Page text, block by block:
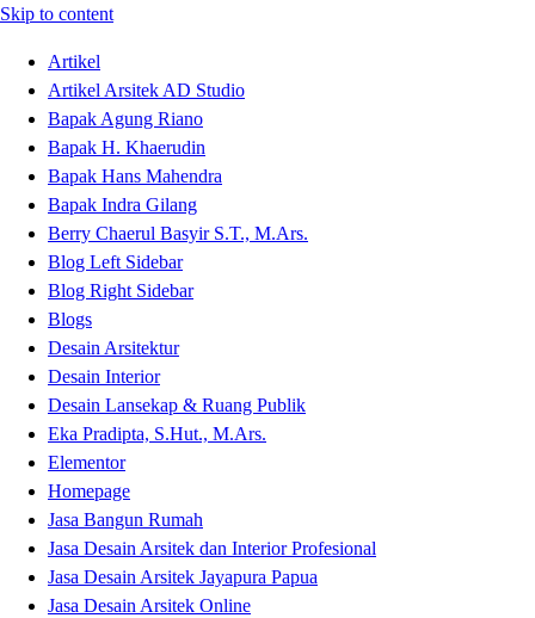
Skip to content
Artikel
Artikel Arsitek AD Studio
Bapak Agung Riano
Bapak H. Khaerudin
Bapak Hans Mahendra
Bapak Indra Gilang
Berry Chaerul Basyir S.T., M.Ars.
Blog Left Sidebar
Blog Right Sidebar
Blogs
Desain Arsitektur
Desain Interior
Desain Lansekap & Ruang Publik
Eka Pradipta, S.Hut., M.Ars.
Elementor
Homepage
Jasa Bangun Rumah
Jasa Desain Arsitek dan Interior Profesional
Jasa Desain Arsitek Jayapura Papua
Jasa Desain Arsitek Online